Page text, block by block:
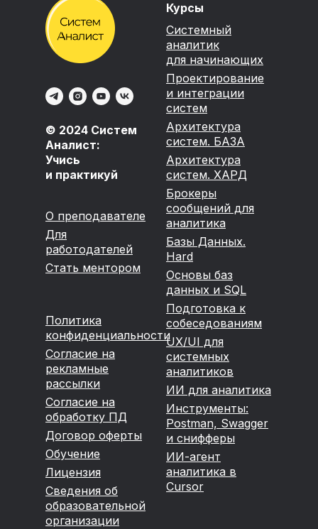
© 2024 Систем
Аналист:
Учись
и практикуй
О преподавателе
Для
работодателей
Стать ментором
Политика
конфиденциальности
Согласие на
рекламные
рассылки
Согласие на
обработку ПД
Договор оферты
Обучение
Лицензия
Сведения об
образовательной
организации
Курсы
Системный
аналитик
для начинающих
Проектирование
и интеграции
систем
Архитектура
систем. БАЗА
Архитектура
систем. ХАРД
Брокеры
сообщений для
аналитика
Базы Данных.
Hard
Основы баз
данных и SQL
Подготовка к
собеседованиям
UX/UI для
системных
аналитиков
ИИ для аналитика
Инструменты:
Postman, Swagger
и снифферы
ИИ-агент
аналитика в
Cursor